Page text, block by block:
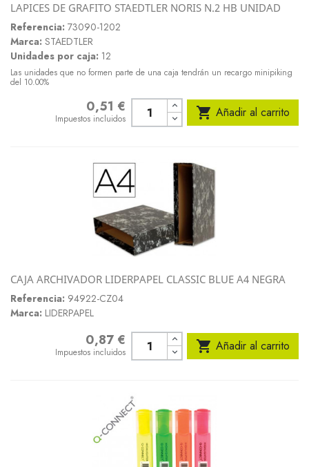
LAPICES DE GRAFITO STAEDTLER NORIS N.2 HB UNIDAD
Referencia: 73090-1202
Marca: STAEDTLER
Unidades por caja: 12
Las unidades que no formen parte de una caja tendrán un recargo minipiking
del 10.00%
0,51 €
Impuestos incluidos  Añadir al carrito
CAJA ARCHIVADOR LIDERPAPEL CLASSIC BLUE A4 NEGRA
Referencia: 94922-CZ04
Marca: LIDERPAPEL
0,87 €
Impuestos incluidos  Añadir al carrito